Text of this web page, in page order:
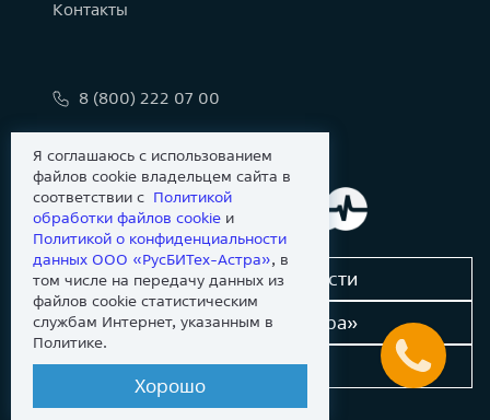
Контакты
8 (800) 222 07 00
Сообщить об уязвимости
Новости «Группы Астра»
Dev-портал
Я соглашаюсь с использованием
файлов cookie владельцем сайта в
соответствии с Политикой
обработки файлов сookie и
Политикой о конфиденциальности
данных ООО «РусБИТех-Астра», в
том числе на передачу данных из
файлов cookie статистическим
службам Интернет, указанным в
Политике.
Хорошо